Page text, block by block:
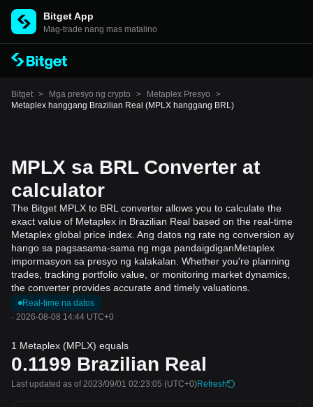
Bitget App
Mag-trade nang mas matalino
Bitget > Mga presyo ng crypto > Metaplex Presyo
>
Metaplex hanggang Brazilian Real (MPLX hanggang BRL)
MPLX sa BRL Converter at
calculator
The Bitget MPLX to BRL converter allows you to calculate the
exact value of Metaplex in Brazilian Real based on the real-time
Metaplex global price index. Ang datos ng rate ng conversion ay
hango sa pagsasama-sama ng mga pandaigdiganMetaplex
impormasyon sa presyo ng kalakalan. Whether you're planning
trades, tracking portfolio value, or monitoring market dynamics,
the converter provides accurate and timely valuations.
Real-time na datos
· 2026-08-08 14:44 UTC+0
1 Metaplex (MPLX) equals
0.1199 Brazilian Real
Last updated as of 2023/09/01 02:23:05 (UTC+0)Refresh